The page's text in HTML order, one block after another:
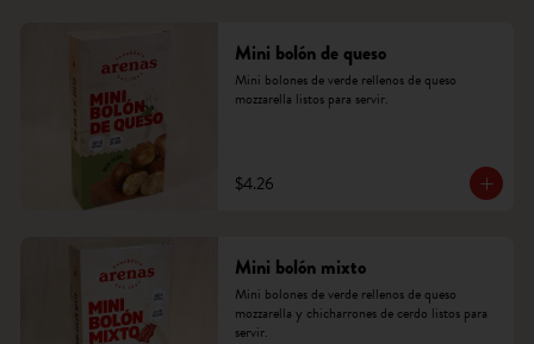
Mini bolón de queso
Mini bolones de verde rellenos de queso
mozzarella listos para servir.
$4.26
Mini bolón mixto
Mini bolones de verde rellenos de queso
mozzarella y chicharrones de cerdo listos para
servir.